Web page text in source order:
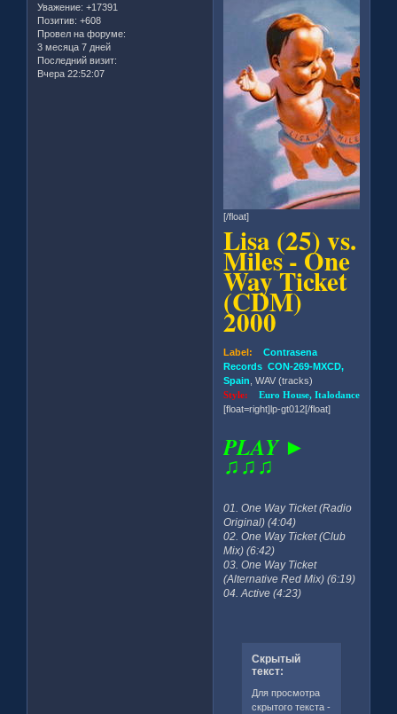
Уважение: +17391
Позитив: +608
Провел на форуме:
3 месяца 7 дней
Последний визит:
Вчера 22:52:07
[/float]
Lisa (25) vs.
Miles - One
Way Ticket
(CDM)
2000
Label: Contrasena
Records CON-269-MXCD,
Spain , WAV (tracks)
Style:Euro House, Italodance
[float=right]lp-gt012[/float]
PLAY ►
♫♫♫
01. One Way Ticket (Radio
Original) (4:04)
02. One Way Ticket (Club
Mix) (6:42)
03. One Way Ticket
(Alternative Red Mix) (6:19)
04. Active (4:23)
Скрытый
текст:
Для просмотра
скрытого текста -